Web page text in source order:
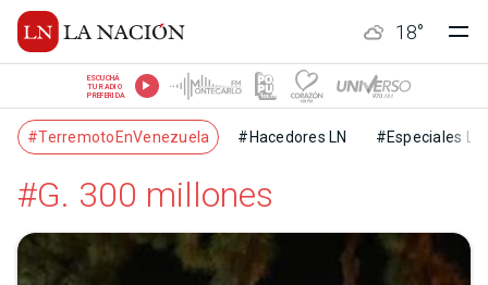
18°
ESCUCHÁ
TU RADIO
PREFERIDA
#TerremotoEnVenezuela #Hacedores LN #Especiales LN
#G. 300 millones